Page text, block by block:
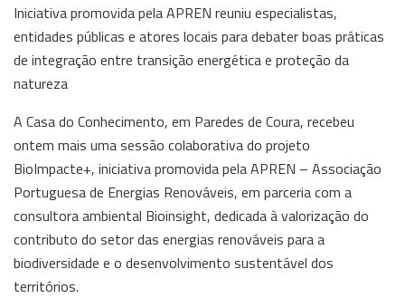
Iniciativa promovida pela APREN reuniu especialistas,
entidades públicas e atores locais para debater boas práticas
de integração entre transição energética e proteção da
natureza
A Casa do Conhecimento, em Paredes de Coura, recebeu
ontem mais uma sessão colaborativa do projeto
BioImpacte+, iniciativa promovida pela APREN – Associação
Portuguesa de Energias Renováveis, em parceria com a
consultora ambiental Bioinsight, dedicada à valorização do
contributo do setor das energias renováveis para a
biodiversidade e o desenvolvimento sustentável dos
territórios.